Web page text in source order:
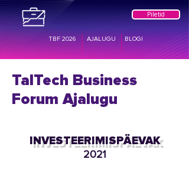
AJALUGU BLOGI
TBF 2026
Piletid
TalTech Business
Forum Ajalugu
INVESTEERIMISPÄEVAK
2021